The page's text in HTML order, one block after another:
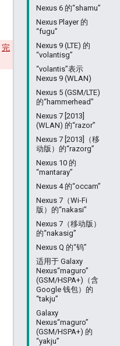
Nexus 6 的“shamu”
Nexus Player 的
“fugu”
Nexus 9 (LTE) 的
“volantisg”
“volantis”表示
Nexus 9 (WLAN)
Nexus 5 (GSM/LTE)
的“hammerhead”
Nexus 7 [2013]
(WLAN) 的“razor”
Nexus 7 [2013]（移
动版）的“razorg”
Nexus 10 的
“mantaray”
Nexus 4 的“occam”
Nexus 7（Wi-Fi
版）的“nakasi”
Nexus 7（移动版）
的“nakasig”
Nexus Q 的“钨”
适用于 Galaxy
Nexus“maguro”
(GSM/HSPA+)（含
Google 钱包）的
“takju”
Galaxy
Nexus“maguro”
(GSM/HSPA+) 的
“yakju”
完